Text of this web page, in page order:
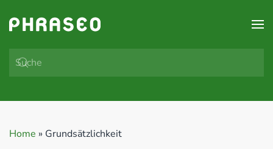
Zum Hauptinhalt springen
Home » Grundsätzlichkeit